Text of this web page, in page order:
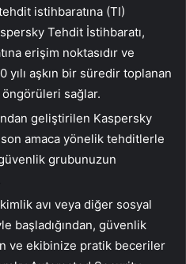
istihbaratına (TI)
Tehdit İstihbaratı,
erişim noktasıdır ve
yılı aşkın bir süredir toplanan
öngörüleri sağlar.
geliştirilen Kaspersky
amaca yönelik tehditlerle
grubunuzun
avı veya diğer sosyal
başladığından, güvenlik
ve ekibinize pratik beceriler